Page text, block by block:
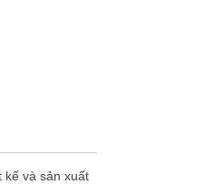
kế và sản xuất